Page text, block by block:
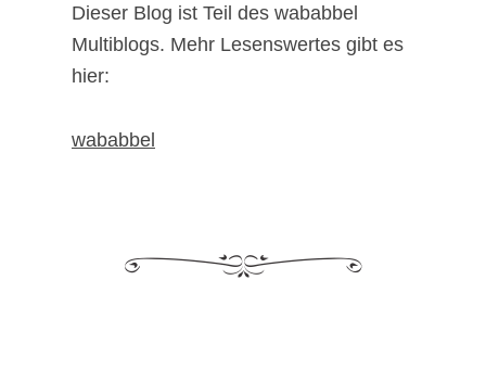
Dieser Blog ist Teil des wababbel
Multiblogs. Mehr Lesenswertes gibt es
hier:
wababbel